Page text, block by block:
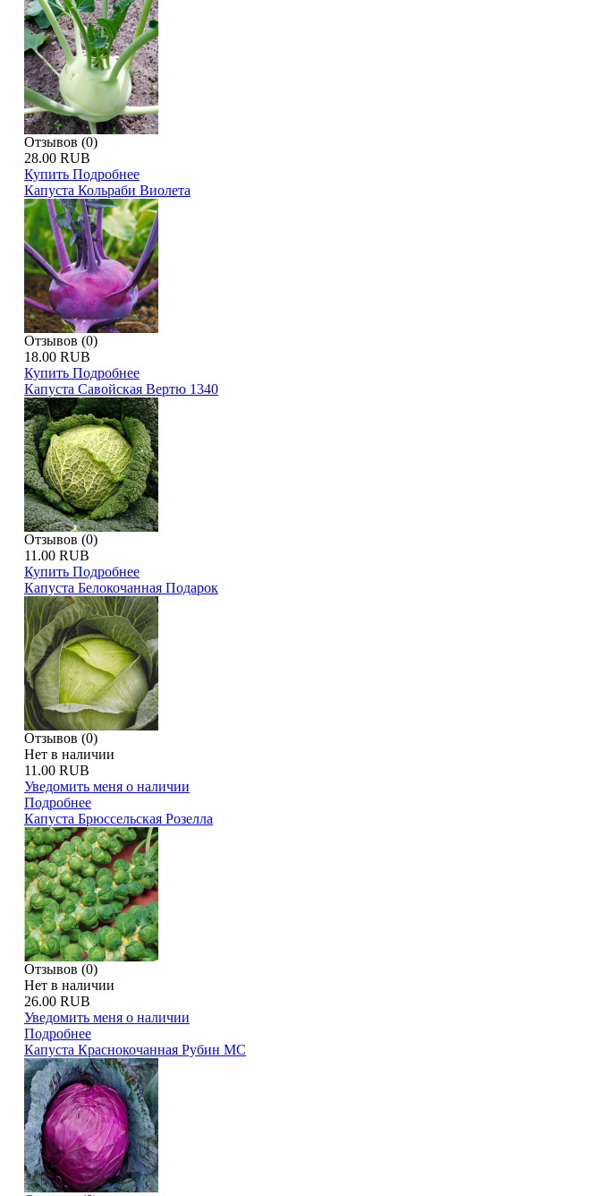
Отзывов (0)
28.00 RUB
Купить Подробнее
Капуста Кольраби Виолета
Отзывов (0)
18.00 RUB
Купить Подробнее
Капуста Савойская Вертю 1340
Отзывов (0)
11.00 RUB
Купить Подробнее
Капуста Белокочанная Подарок
Отзывов (0)
Нет в наличии
11.00 RUB
Уведомить меня о наличии
Подробнее
Капуста Брюссельская Розелла
Отзывов (0)
Нет в наличии
26.00 RUB
Уведомить меня о наличии
Подробнее
Капуста Краснокочанная Рубин МС